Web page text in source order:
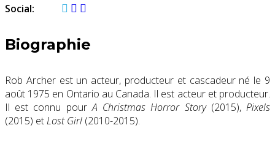
Social:
Biographie
Rob Archer est un acteur, producteur et cascadeur né le 9
août 1975 en Ontario au Canada. Il est acteur et producteur.
Il est connu pourA Christmas Horror Story(2015),Pixels
(2015) etLost Girl (2010-2015).